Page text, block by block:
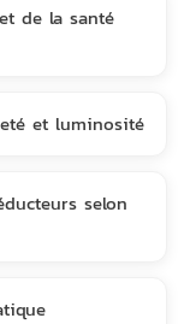
de la santé
et luminosité
selon